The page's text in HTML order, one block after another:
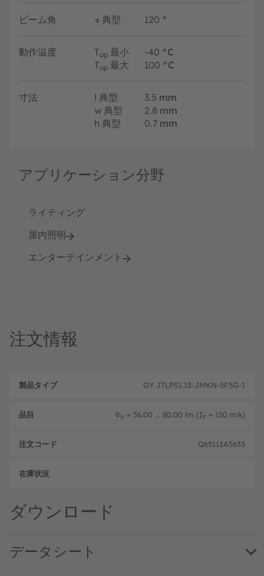
ビーム角 ∢ 典型 120 °
動作温度 Top 最小 -40 °C
Top 最大 100 °C
寸法 l 典型 3.5 mm
w 典型 2.8 mm
h 典型 0.7 mm
アプリケーション分野
ライティング
屋内照明
エンターテインメント
注文情報
品
プ
品
GY JTLPS1.13-JMKN-5F5G-1
ΦV = 56.00 ... 80.00 lm (IF = 150 mA)
Q65113A5633
ダウンロード
データシート